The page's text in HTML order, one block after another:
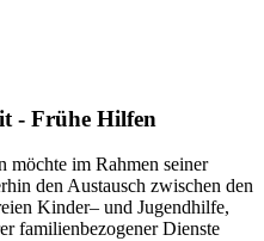
- Frühe Hilfen
möchte im Rahmen seiner
den Austausch zwischen den
Kinder– und Jugendhilfe,
familienbezogener Dienste